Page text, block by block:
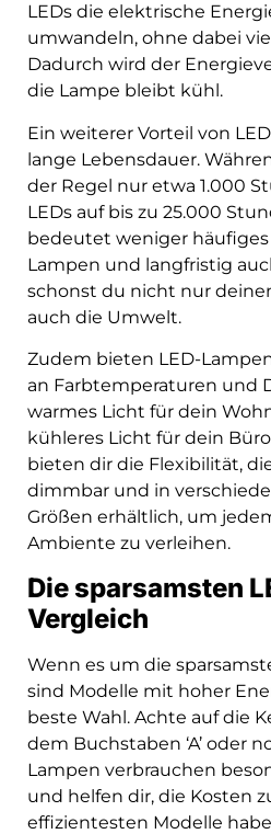
LEDs die elektrische
umwandeln, ohne dabei
Dadurch wird der
die Lampe bleibt kühl.
Ein weiterer Vorteil von
lange Lebensdauer.
der Regel nur etwa 1.000
LEDs auf bis zu 25.000
bedeutet weniger
Lampen und langfristig
schonst du nicht nur
auch die Umwelt.
Zudem bieten LED-
an Farbtemperaturen und
warmes Licht für dein
kühleres Licht für dein
bieten dir die Flexibilität,
dimmbar und in
Größen erhältlich, um
Ambiente zu verleihen.
Die sparsamsten
Vergleich
Wenn es um die
sind Modelle mit hoher
beste Wahl. Achte auf die
dem Buchstaben ‘A’ oder
Lampen verbrauchen
und helfen dir, die Kosten
effizientesten Modelle